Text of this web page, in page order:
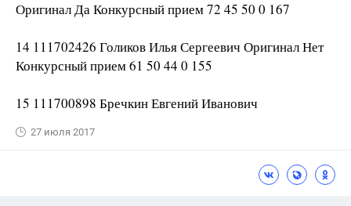
Оригинал Да Конкурсный прием 72 45 50 0 167
14 111702426 Голиков Илья Сергеевич Оригинал Нет
Конкурсный прием 61 50 44 0 155
15 111700898 Бречкин Евгений Иванович
27 июля 2017